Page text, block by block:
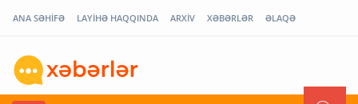
ANA SƏHİFƏ LAYİHƏ HAQQINDA ARXİV XƏBƏRLƏR ƏLAQƏ